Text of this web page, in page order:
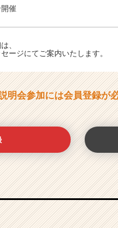
催
、
ージにてご案内いたします。
明会参加には会員登録が